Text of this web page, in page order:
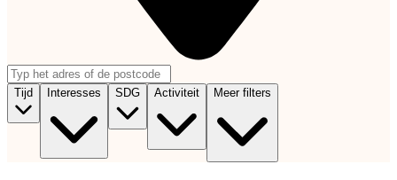
Tijd Interesses SDG Activiteit Meer filters